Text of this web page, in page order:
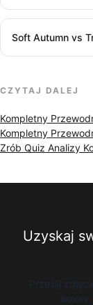
Soft Autumn vs
CZYTAJ DALEJ
Kompletny
Kompletny
Zrób Quiz Analizy
Uzyskaj
Prześlij